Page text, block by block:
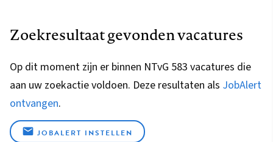
Zoekresultaat gevonden vacatures
Op dit moment zijn er binnen NTvG 583 vacatures die
aan uw zoekactie voldoen. Deze resultaten als JobAlert
ontvangen.
JOBALERT INSTELLEN